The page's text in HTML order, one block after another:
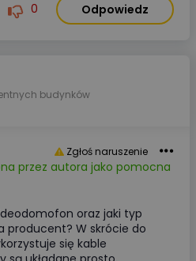
0 Odpowiedz
budynków
Zgłoś naruszenie
przez autora jako pomocna
oraz jaki typ
producent? W skrócie do
się kable